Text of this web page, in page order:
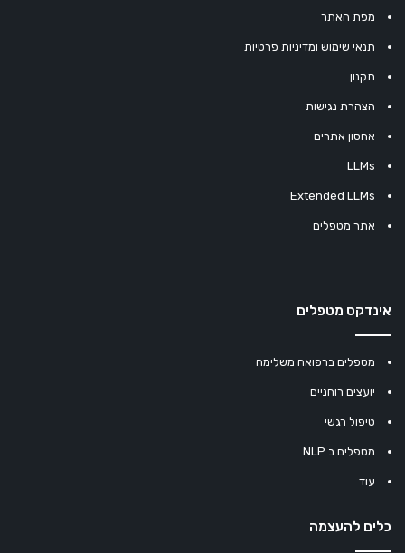
מפת האתר
תנאי שימוש ומדיניות פרטיות
תקנון
הצהרת נגישות
אחסון אתרים
LLMs
Extended LLMs
אתר מטפלים
אינדקס מטפלים
מטפלים ברפואה משלימה
יועצים רוחניים
טיפול רגשי
מטפלים ב NLP
עוד
כלים להעצמה